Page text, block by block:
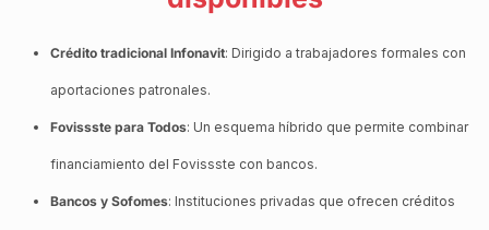
Crédito tradicional Infonavit: Dirigido a trabajadores formales con
aportaciones patronales.
Fovissste para Todos: Un esquema híbrido que permite combinar
financiamiento del Fovissste con bancos.
Bancos y Sofomes: Instituciones privadas que ofrecen créditos